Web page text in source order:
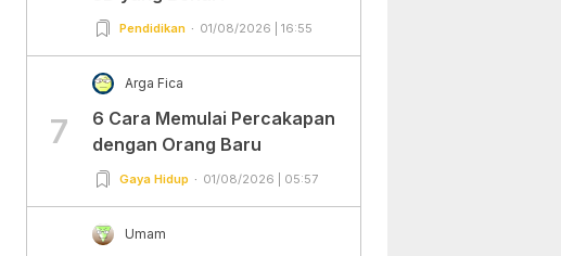
Pendidikan 01/08/2026 | 16:55
7
Arga Fica
6 Cara Memulai Percakapan
dengan Orang Baru
Gaya Hidup 01/08/2026 | 05:57
Umam